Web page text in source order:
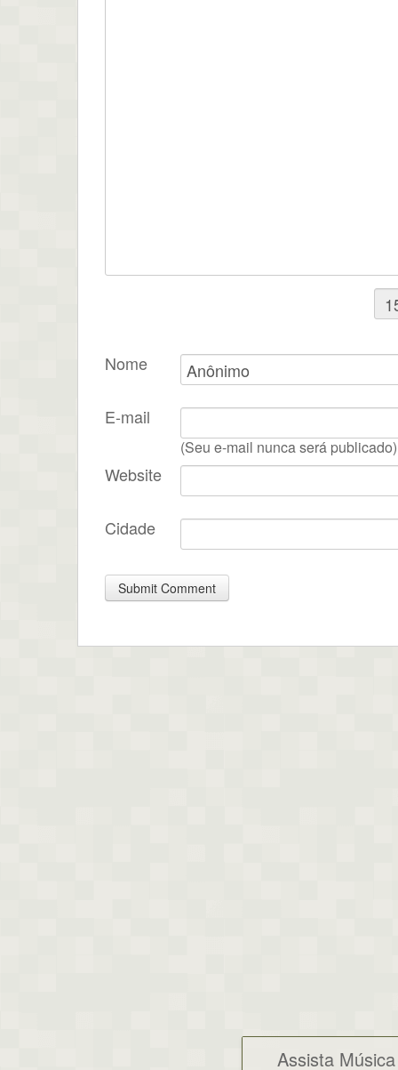
Nome
E-mail
(Seu e-mail nunca será publicado)
Website
Cidade
Assista